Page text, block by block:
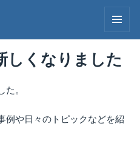
ィジェ
ット
しくなりました
。
例や日々のトピックなどを紹